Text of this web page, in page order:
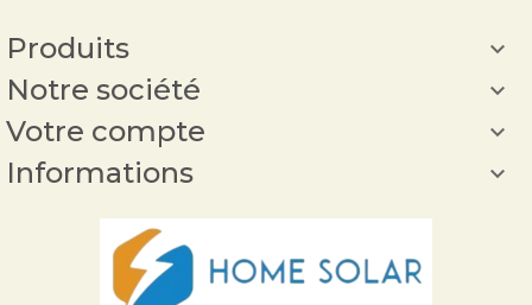
Produits 
Notre société 
Votre compte 
Informations 